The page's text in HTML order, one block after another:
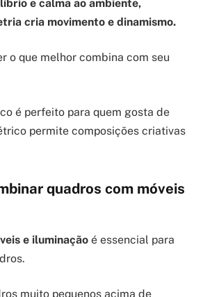
e calma ao ambiente,
cria movimento e dinamismo.
o que melhor combina com seu
é perfeito para quem gosta de
permite composições criativas
quadros com móveis
e iluminação é essencial para
muito pequenos acima de